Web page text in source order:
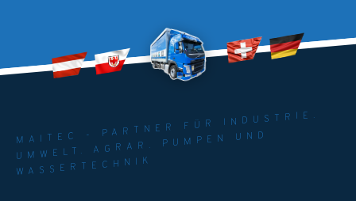
MAITEC - PARTNER FÜR INDUSTRIE.
UMWELT. AGRAR. PUMPEN UND
WASSERTECHNIK